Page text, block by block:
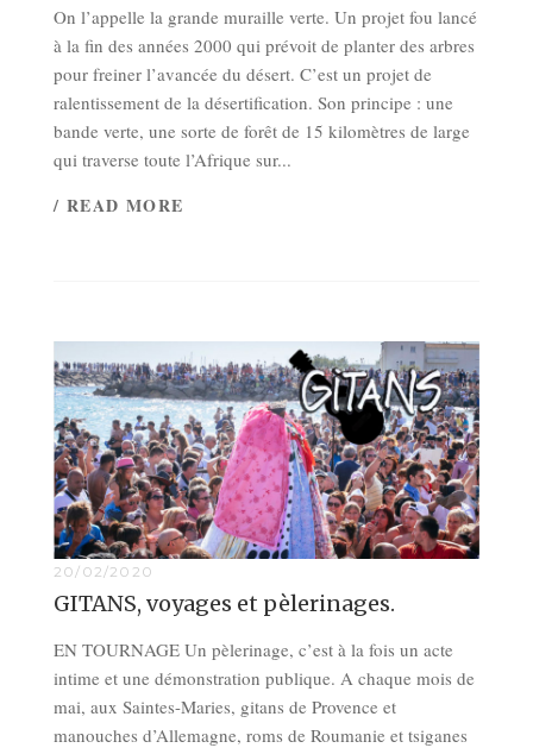
On l’appelle la grande muraille verte. Un projet fou lancé
à la fin des années 2000 qui prévoit de planter des arbres
pour freiner l’avancée du désert. C’est un projet de
ralentissement de la désertification. Son principe : une
bande verte, une sorte de forêt de 15 kilomètres de large
qui traverse toute l’Afrique sur...
/ READ MORE
20/02/2020
GITANS, voyages et pèlerinages.
EN TOURNAGE Un pèlerinage, c’est à la fois un acte
intime et une démonstration publique. A chaque mois de
mai, aux Saintes-Maries, gitans de Provence et
manouches d’Allemagne, roms de Roumanie et tsiganes